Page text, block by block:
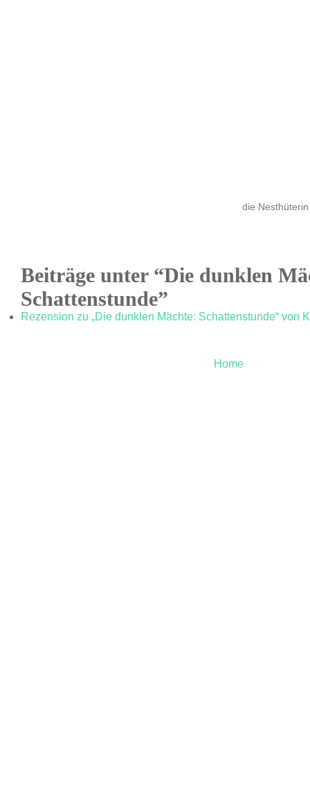
die Nesthüterin
Beiträge unter “Die dunklen
Schattenstunde”
Rezension zu „Die dunklen Mächte: Schattenstunde“ von
Home